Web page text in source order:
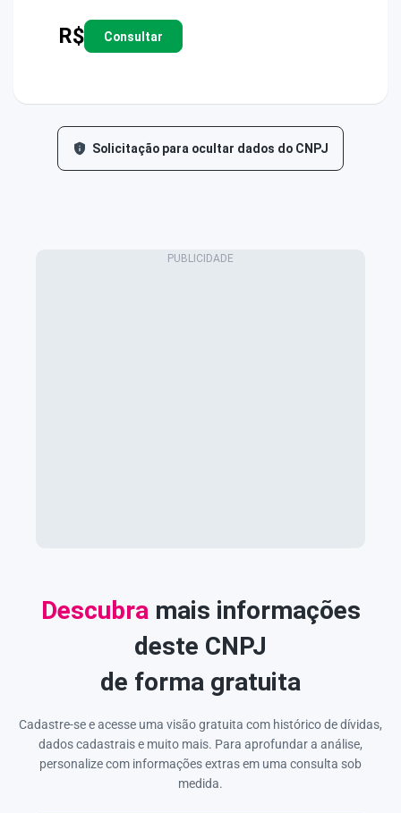
R$ Consultar
Solicitação para ocultar dados do CNPJ
Descubramais informações
deste CNPJ
de forma gratuita
Cadastre-se e acesse uma visão gratuita com histórico de dívidas,
dados cadastrais e muito mais. Para aprofundar a análise,
personalize com informações extras em uma consulta sob
medida.